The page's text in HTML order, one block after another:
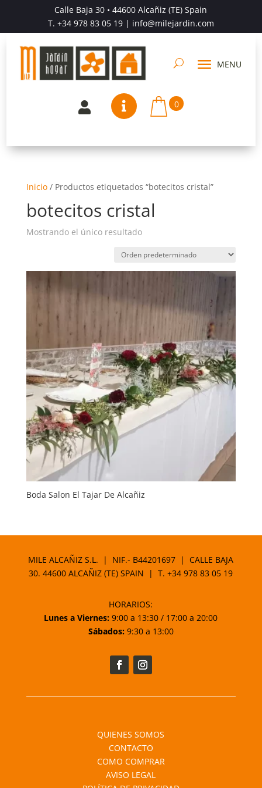
Calle Baja 30 • 44600 Alcañiz (TE) Spain
T. +34 978 83 05 19| info@milejardin.com
  0
Inicio/ Productos etiquetados “botecitos cristal”
botecitos cristal
Mostrando el único resultado
Boda Salon El Tajar De Alcañiz
MILE ALCAÑIZ S.L. | NIF.- B44201697 | CALLE BAJA
30. 44600 ALCAÑIZ (TE) SPAIN | T.+34 978 83 05 19
HORARIOS:
Lunes a Viernes: 9:00 a 13:30 / 17:00 a 20:00
Sábados:9:30 a 13:00
QUIENES SOMOS
CONTACTO
COMO COMPRAR
AVISO LEGAL